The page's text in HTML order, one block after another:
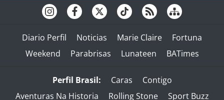
Diario Perfil Noticias Marie Claire
Fortuna
Weekend
Parabrisas Lunateen BATimes
Perfil Brasil: Caras
Contigo
Aventuras Na Historia
Rolling Stone Sport Buzz